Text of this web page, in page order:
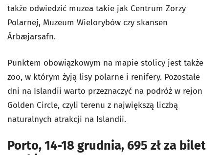
także odwiedzić muzea takie jak Centrum Zorzy
Polarnej, Muzeum Wielorybów czy skansen
Árbæjarsafn.
Punktem obowiązkowym na mapie stolicy jest także
zoo, w którym żyją lisy polarne i renifery. Pozostałe
dni na Islandii warto przeznaczyć na podróż w rejon
Golden Circle, czyli terenu z największą liczbą
naturalnych atrakcji na Islandii.
Porto, 14-18 grudnia, 695 zł za bilet